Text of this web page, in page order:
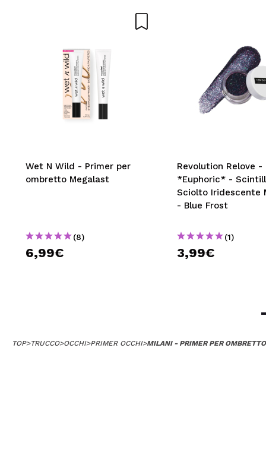
Wet N Wild - Primer per
ombretto Megalast
(8)
6,99€
Revolution Relove -
*Euphoric* -
Sciolto Iridescente
- Blue Frost
(1)
3,99€
TOP>TRUCCO>OCCHI>PRIMER OCCHI>MILANI - PRIMER PER